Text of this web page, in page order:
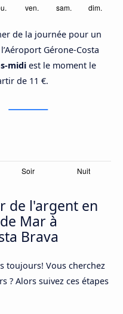
de la journée pour un
Gérone-Costa
midi est le moment le
de 11 €.
de l'argent en
Mar à
Brava
toujours! Vous cherchez
? Alors suivez ces étapes